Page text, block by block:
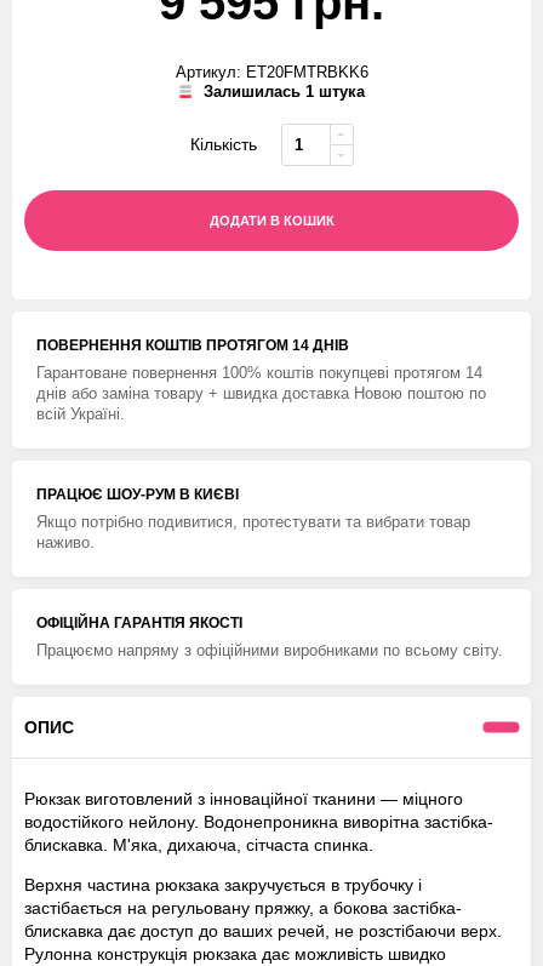
Артикул: ET20FMTRBKK6
Залишилась 1 штука
Кількість
ДОДАТИ В КОШИК
ПОВЕРНЕННЯ КОШТIВ ПРОТЯГОМ 14 ДНIВ
Гарантоване повернення 100% коштів покупцеві протягом 14
днів або заміна товару + швидка доставка Новою поштою по
всій Україні.
ПРАЦЮЄ ШОУ-РУМ В КИЄВІ
Якщо потрібно подивитися, протестувати та вибрати товар
наживо.
ОФІЦІЙНА ГАРАНТІЯ ЯКОСТІ
Працюємо напряму з офіційними виробниками по всьому світу.
ОПИС
Рюкзак виготовлений з інноваційної тканини — міцного
водостійкого нейлону. Водонепроникна виворітна застібка-
блискавка. М'яка, дихаюча, сітчаста спинка.
Верхня частина рюкзака закручується в трубочку і
застібається на регульовану пряжку, а бокова застібка-
блискавка дає доступ до ваших речей, не розстібаючи верх.
Рулонна конструкція рюкзака дає можливість швидко